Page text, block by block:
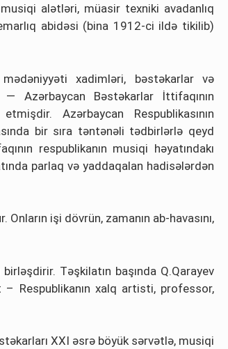
alətləri, müasir texniki avadanlıq
abidəsi (bina 1912-ci ildə tikilib)
хаdimləri, bəstəkаrlаr və
Azərbaycan Bəstəkarlar İttifaqının
Azərbaycan Respublikasının
bir sıra təntənəli tədbirlərlə qeyd
respublikanın musiqi həyatındakı
parlaq və yaddaqalan hadisələrdən
işi dövrün, zamanın ab-havasını,
Təşkilatın başında Q.Qarayev
Respublikanın xalq artisti, professor,
XXI əsrə böyük sərvətlə, musiqi